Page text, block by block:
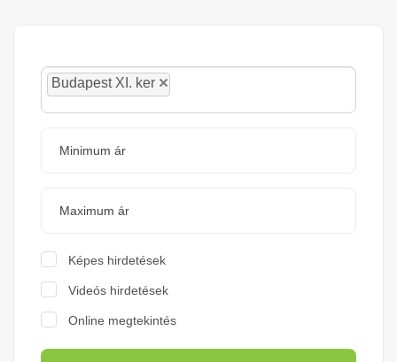
×
Budapest XI. ker
Képes hirdetések
Videós hirdetések
Online megtekintés